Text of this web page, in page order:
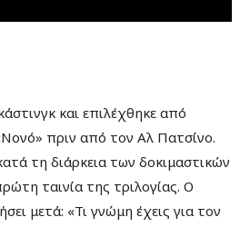
και επιλέχθηκε από
πριν από τον Αλ Πατσίνο.
τη διάρκεια των δοκιμαστικών
ταινία της τριλογίας. Ο
μετά: «Τι γνώμη έχεις για τον